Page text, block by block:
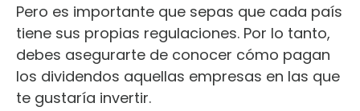
Pero es importante que sepas que cada país
tiene sus propias regulaciones. Por lo tanto,
debes asegurarte de conocer cómo pagan
los dividendos aquellas empresas en las que
te gustaría invertir.